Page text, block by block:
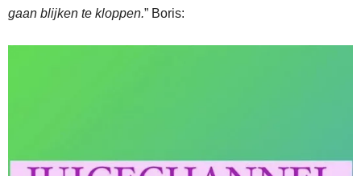
gaan blijken te kloppen.” Boris: